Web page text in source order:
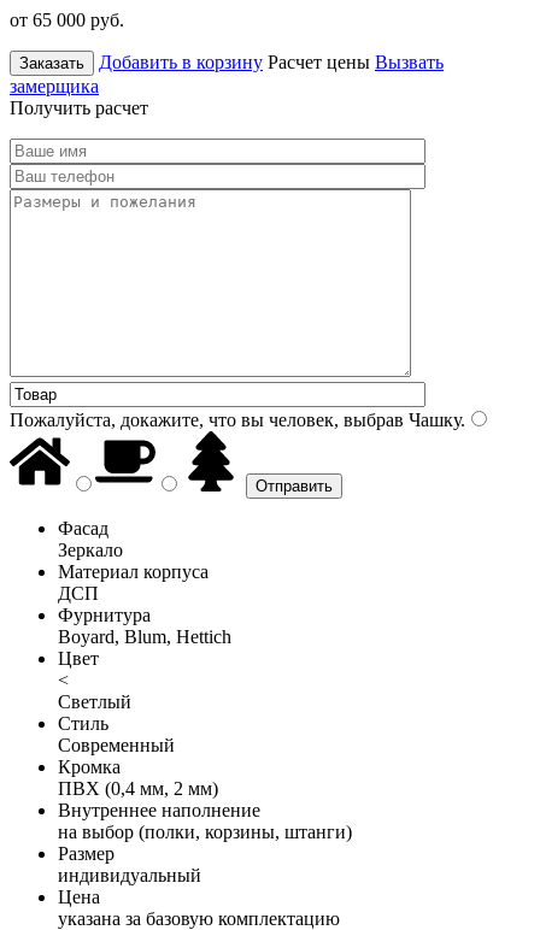
от 65 000 руб.
Заказать Добавить в корзину Расчет цены Вызвать
замерщика
Получить расчет
Пожалуйста, докажите, что вы человек, выбрав Чашку.
Фасад
Зеркало
Материал корпуса
ДСП
Фурнитура
Boyard, Blum, Hettich
Цвет
<
Светлый
Стиль
Современный
Кромка
ПВХ (0,4 мм, 2 мм)
Внутреннее наполнение
на выбор (полки, корзины, штанги)
Размер
индивидуальный
Цена
указана за базовую комплектацию